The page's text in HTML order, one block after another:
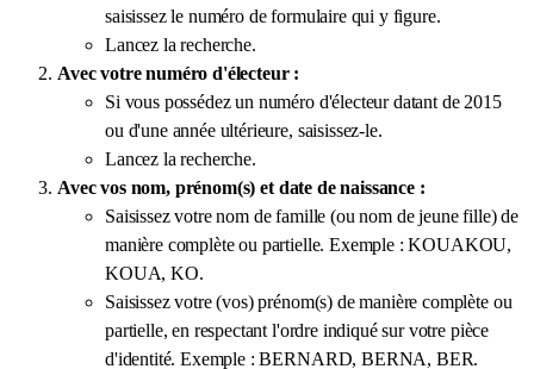
saisissez le numéro de formulaire qui y figure.
Lancez la recherche.
Avec votre numéro d'électeur :
Si vous possédez un numéro d'électeur datant de 2015
ou d'une année ultérieure, saisissez-le.
Lancez la recherche.
Avec vos nom, prénom(s) et date de naissance :
Saisissez votre nom de famille (ou nom de jeune fille) de
manière complète ou partielle. Exemple : KOUAKOU,
KOUA, KO.
Saisissez votre (vos) prénom(s) de manière complète ou
partielle, en respectant l'ordre indiqué sur votre pièce
d'identité. Exemple : BERNARD, BERNA, BER.